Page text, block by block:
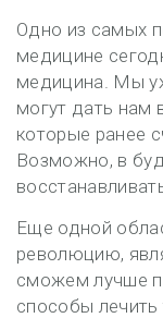
Одно из самых
медицине
медицина. Мы
могут дать нам
которые ранее
Возможно, в
Еще одной
революцию,
сможем лучше
способы лечить